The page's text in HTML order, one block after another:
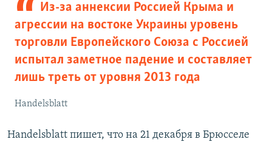
Из-за аннексии Россией Крыма и
агрессии на востоке Украины уровень
торговли Европейского Союза с Россией
испытал заметное падение и составляет
лишь треть от уровня 2013 года
Handelsblatt
Handelsblatt пишет, что на 21 декабря в Брюсселе